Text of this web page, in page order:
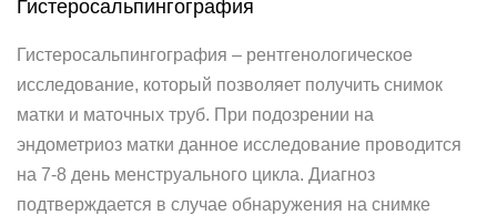
Гистеросальпингография
Гистеросальпингография – рентгенологическое
исследование, который позволяет получить снимок
матки и маточных труб. При подозрении на
эндометриоз матки данное исследование проводится
на 7-8 день менструального цикла. Диагноз
подтверждается в случае обнаружения на снимке